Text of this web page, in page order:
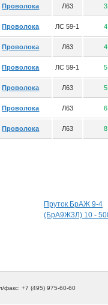
Проволока Л63 3
Проволока ЛС 59-1 4
Проволока Л63 4
Проволока ЛС 59-1 5
Проволока Л63 5
Проволока Л63 6
Проволока Л63 8
Пруток БрАЖ 9-4
(БрА9Ж3Л) 10 -
факс: +7 (495) 975-60-60